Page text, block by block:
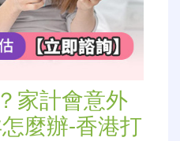
家計會意外
麼辦-香港打